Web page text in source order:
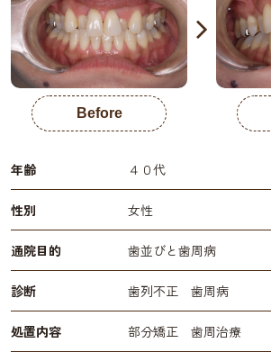
Before
年齢 ４０代
性別 女性
通院目的 歯並びと歯周病
診断 歯列不正 歯周病
処置内容 部分矯正 歯周治療